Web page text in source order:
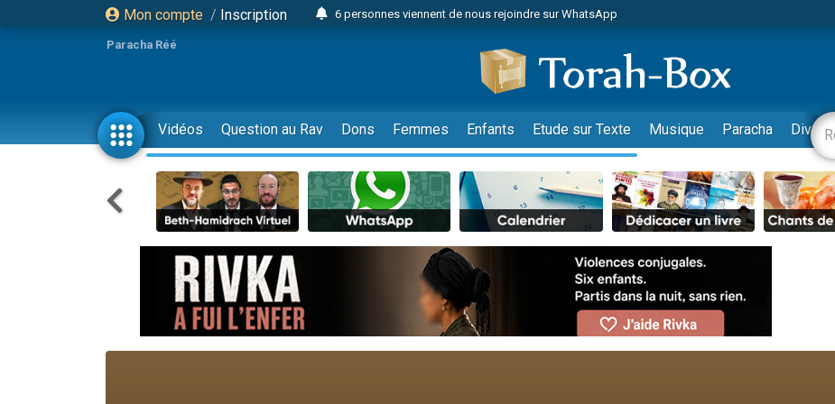
Mon compte / Inscription
6 personnes viennent de nous rejoindre sur WhatsApp
2 personnes viennent de faire un don pour 1 Journée de Vacances Pour les Enfants
17 personnes viennent de demander une bénédiction
4 personnes viennent de nous rejoindre sur WhatsApp
Il reste 49 places pour étudier en groupe sur Zoom
23 personnes viennent de faire un don pour Diane, 80 ans, dans un appartement insalubre
Eva vient de donner son Maasser
4 personnes viennent de nous rejoindre sur WhatsApp
3 personnes viennent de nous rejoindre sur WhatsApp
3 personnes viennent de faire un don pour 5 jours de vacances aux Orphelins
Odaya vient de donner son Maasser
13 personnes viennent de demander une bénédiction
Paracha Réé
Vidéos Question au Rav Dons Femmes Enfants Etude sur Texte Musique Paracha